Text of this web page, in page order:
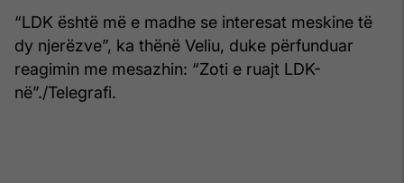
“LDK është më e madhe se interesat meskine të
dy njerëzve”, ka thënë Veliu, duke përfunduar
reagimin me mesazhin: “Zoti e ruajt LDK-
në”./Telegrafi.